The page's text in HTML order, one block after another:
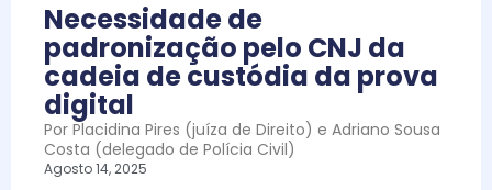
Necessidade de
padronização pelo CNJ da
cadeia de custódia da prova
digital
Por Placidina Pires (juíza de Direito) e Adriano Sousa
Costa (delegado de Polícia Civil)
Agosto 14, 2025